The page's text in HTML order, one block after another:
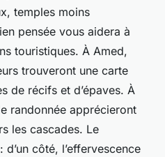
temples moins
pensée vous aidera à
touristiques. À Amed,
trouveront une carte
de récifs et d’épaves. À
randonnée apprécieront
les cascades. Le
côté, l’effervescence